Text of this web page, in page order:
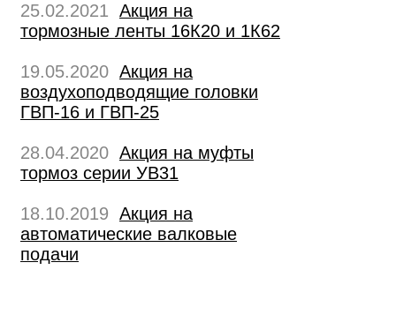
25.02.2021 Акция на
тормозные ленты 16К20 и 1К62
19.05.2020 Акция на
воздухоподводящие головки
ГВП-16 и ГВП-25
28.04.2020 Акция на муфты
тормоз серии УВ31
18.10.2019 Акция на
автоматические валковые
подачи